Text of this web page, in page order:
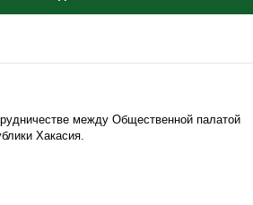
между Общественной палатой
Хакасия.